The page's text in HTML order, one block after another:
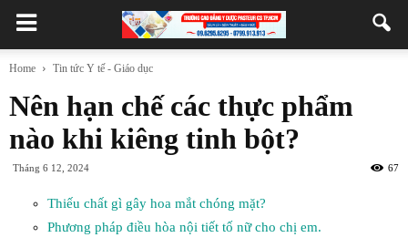
Home Tin tức Y tế - Giáo dục
Nên hạn chế các thực phẩm
nào khi kiêng tinh bột?
Tháng 6 12, 2024 67
Thiếu chất gì gây hoa mắt chóng mặt?
Phương pháp điều hòa nội tiết tố nữ cho chị em.